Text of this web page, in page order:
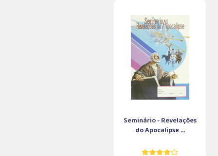
Seminário - Revelações
do Apocalipse ...